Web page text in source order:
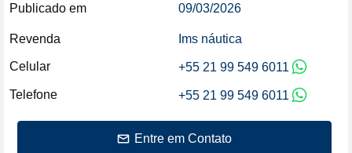
Publicado em 09/03/2026
Revenda Ims náutica
Celular +55 21 99 549 6011
Telefone +55 21 99 549 6011
Entre em Contato